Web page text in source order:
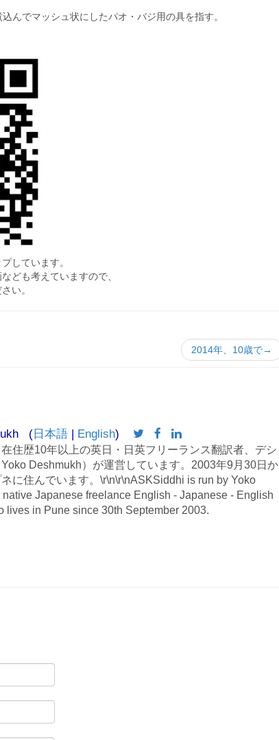
んでマッシュ状にしたパオ・バジ用の具を指す。
しています。
ども考えていますので、
い。
2014年、10歳で→
( 日本語 | English)
住歴10年以上の英日・日英フリーランス翻訳者、デシ
Yoko Deshmukh）が運営しています。2003年9月30日か
に住んでいます。\r\n\r\nASKSiddhi is run by Yoko
native Japanese freelance English - Japanese - English
lives in Pune since 30th September 2003.